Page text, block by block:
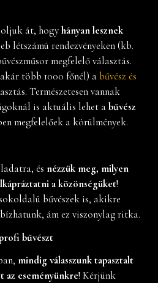
át, hogyhányan lesznek
létszámú rendezvényeken (kb.
megfelelő választás.
több 1000 főnél) a bűvész és
Természetesen vannak
is aktuális lehet abűvész
megfelelőek a körülmények.
ésnézzük meg, milyen
a közönségüket!
bűvészek is, akikre
ám ez viszonylag ritka.
bűvészt
mindig válasszunk tapasztalt
az eseményünkre! Kérjünk